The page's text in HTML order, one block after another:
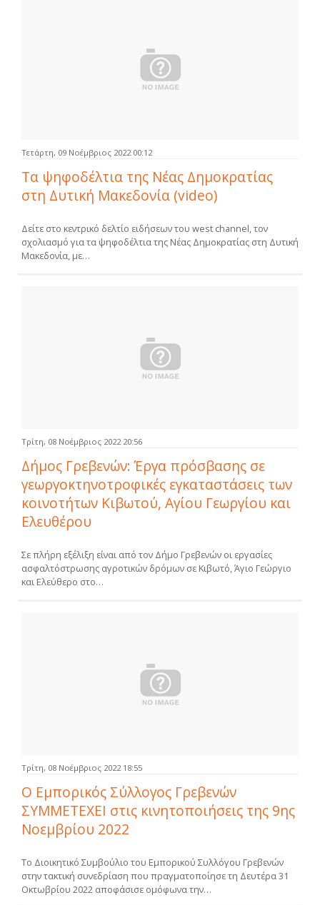
Τετάρτη, 09 Νοέμβριος 2022 00:12
Τα ψηφοδέλτια της Νέας Δημοκρατίας
στη Δυτική Μακεδονία (video)
Δείτε στο κεντρικό δελτίο ειδήσεων του west channel, τον
σχολιασμό για τα ψηφοδέλτια της Νέας Δημοκρατίας στη Δυτική
Μακεδονία, με…
Τρίτη, 08 Νοέμβριος 2022 20:56
Δήμος Γρεβενών: Έργα πρόσβασης σε
γεωργοκτηνοτροφικές εγκαταστάσεις των
κοινοτήτων Κιβωτού, Αγίου Γεωργίου και
Ελευθέρου
Σε πλήρη εξέλιξη είναι από τον Δήμο Γρεβενών οι εργασίες
ασφαλτόστρωσης αγροτικών δρόμων σε Κιβωτό, Άγιο Γεώργιο
και Ελεύθερο στο…
Τρίτη, 08 Νοέμβριος 2022 18:55
Ο Εμπορικός Σύλλογος Γρεβενών
ΣΥΜΜΕΤΕΧΕΙ στις κινητοποιήσεις της 9ης
Νοεμβρίου 2022
Το Διοικητικό Συμβούλιο του Εμπορικού Συλλόγου Γρεβενών
στην τακτική συνεδρίαση που πραγματοποίησε τη Δευτέρα 31
Οκτωβρίου 2022 αποφάσισε ομόφωνα την…